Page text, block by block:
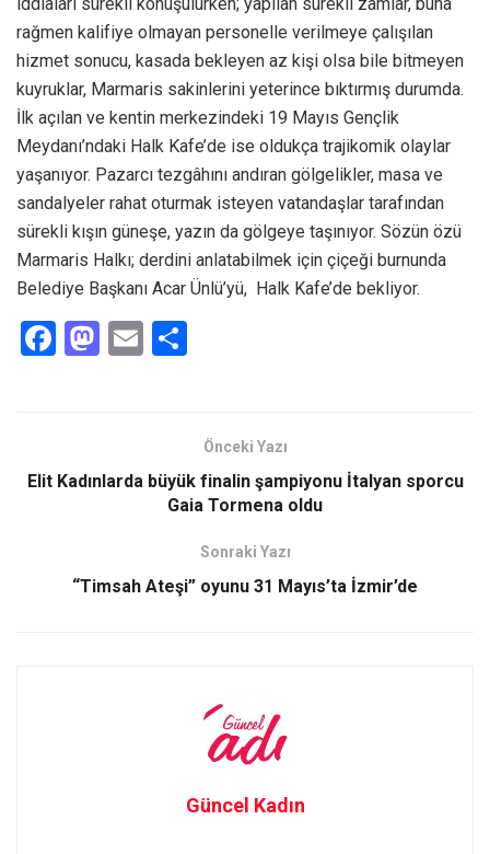
rağmen kalifiye olmayan personelle verilmeye çalışılan
hizmet sonucu, kasada bekleyen az kişi olsa bile bitmeyen
kuyruklar, Marmaris sakinlerini yeterince bıktırmış durumda.
İlk açılan ve kentin merkezindeki 19 Mayıs Gençlik
Meydanı’ndaki Halk Kafe’de ise oldukça trajikomik olaylar
yaşanıyor. Pazarcı tezgâhını andıran gölgelikler, masa ve
sandalyeler rahat oturmak isteyen vatandaşlar tarafından
sürekli kışın güneşe, yazın da gölgeye taşınıyor. Sözün özü
Marmaris Halkı; derdini anlatabilmek için çiçeği burnunda
Belediye Başkanı Acar Ünlü’yü, Halk Kafe’de bekliyor.
F
o
M
d
E
Önceki Yazı
Elit Kadınlarda büyük finalin şampiyonu İtalyan sporcu
Gaia Tormena oldu
Sonraki Yazı
“Timsah Ateşi” oyunu 31 Mayıs’ta İzmir’de
Güncel Kadın